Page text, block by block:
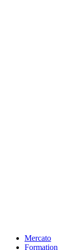
Mercato
Formation